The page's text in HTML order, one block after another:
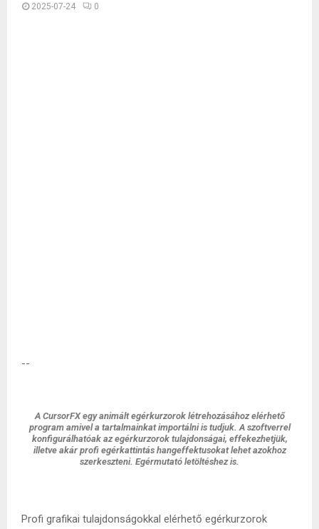
2025-07-24 0
--
A CursorFX egy animált egérkurzorok létrehozásához elérhető
program amivel a tartalmainkat importálni is tudjuk. A szoftverrel
konfigurálhatóak az egérkurzorok tulajdonságai, effekezhetjük,
illetve akár profi egérkattintás hangeffektusokat lehet azokhoz
szerkeszteni. Egérmutató letöltéshez is.
Profi grafikai tulajdonságokkal elérhető egérkurzorok